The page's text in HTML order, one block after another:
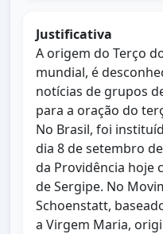
Justificativa
A origem do Terço
mundial, é
notícias de grupos
para a oração do
No Brasil, foi
dia 8 de setembro
da Providência hoje
de Sergipe. No
Schoenstatt,
a Virgem Maria,